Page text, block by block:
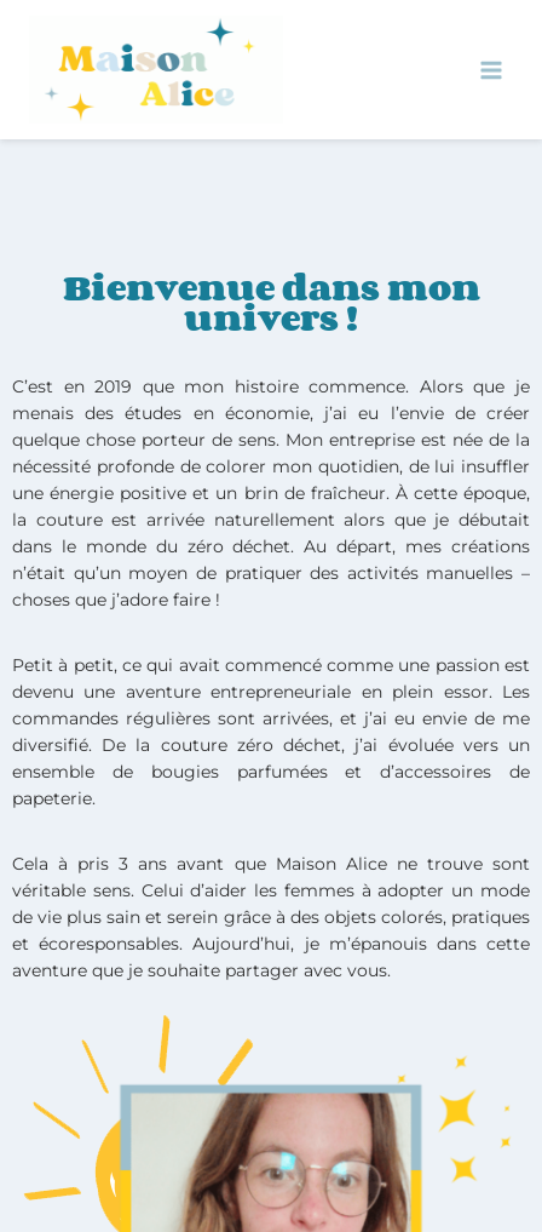
Bienvenue dans mon
univers !
C’est en 2019 que mon histoire commence. Alors que je
menais des études en économie, j’ai eu l’envie de créer
quelque chose porteur de sens. Mon entreprise est née de la
nécessité profonde de colorer mon quotidien, de lui insuffler
une énergie positive et un brin de fraîcheur. À cette époque,
la couture est arrivée naturellement alors que je débutait
dans le monde du zéro déchet. Au départ, mes créations
n’était qu’un moyen de pratiquer des activités manuelles –
choses que j’adore faire !
Petit à petit, ce qui avait commencé comme une passion est
devenu une aventure entrepreneuriale en plein essor. Les
commandes régulières sont arrivées, et j’ai eu envie de me
diversifié. De la couture zéro déchet, j’ai évoluée vers un
ensemble de bougies parfumées et d’accessoires de
papeterie.
Cela à pris 3 ans avant que Maison Alice ne trouve sont
véritable sens. Celui d’aider les femmes à adopter un mode
de vie plus sain et serein grâce à des objets colorés, pratiques
et écoresponsables. Aujourd’hui, je m’épanouis dans cette
aventure que je souhaite partager avec vous.